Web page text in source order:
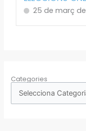
25 de març
Categories